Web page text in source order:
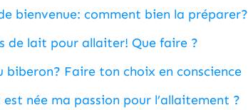
bienvenue: comment bien la préparer?
de lait pour allaiter! Que faire ?
biberon? Faire ton choix en conscience
née ma passion pour l’allaitement ?